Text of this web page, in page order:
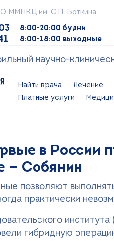
О ММНКЦ им. С.П. Боткина
8:00-20:00 будни
8:00-18:00 выходные
научно-
Найти врача Лечение
Платные услуги
в России
— Собянин
позволяют
практически
гибридную